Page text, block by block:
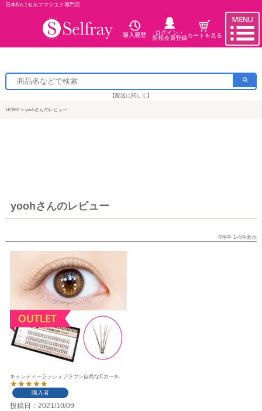
日本No.1セルフマツエク専門店
購入履歴
ログイン・
新規会員登録カートを見る
【配送に関して】
HOME yoohさんのレビュー
yoohさんのレビュー
4件中 1-4件表示
キャンディーラッシュブラウン自然なCカール
購入者
投稿日 2021/10/09